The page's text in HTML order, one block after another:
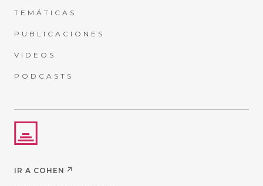
TEMÁTICAS
PUBLICACIONES
VIDEOS
PODCASTS
IR A COHEN